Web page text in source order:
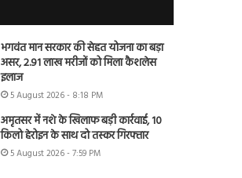
भगवंत मान सरकार की सेहत योजना का बड़ा
असर, 2.91 लाख मरीजों को मिला कैशलेस
इलाज
5 August 2026 - 8:18 PM
अमृतसर में नशे के खिलाफ बड़ी कार्रवाई, 10
किलो हेरोइन के साथ दो तस्कर गिरफ्तार
5 August 2026 - 7:59 PM